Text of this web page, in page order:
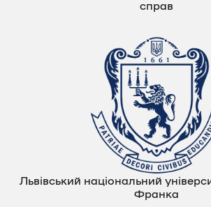
справ
Львівський національний
Франка